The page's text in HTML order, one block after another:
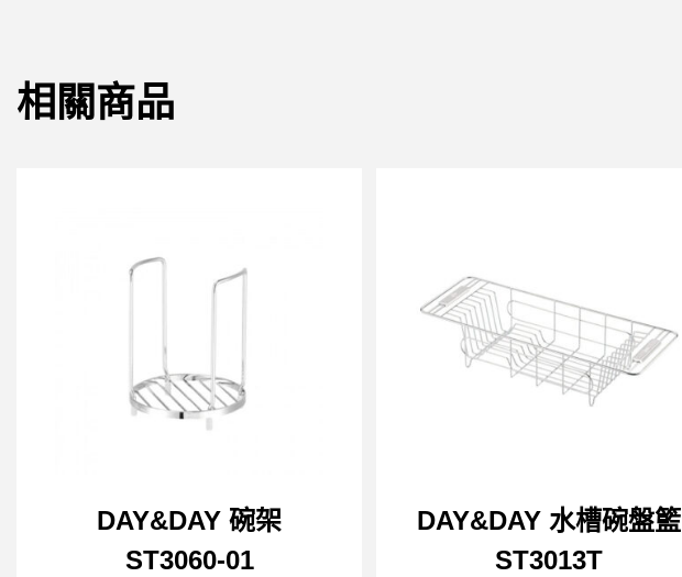
相關商品
DAY&DAY 碗架
ST3060-01
DAY&DAY 水槽碗盤籃
ST3013T